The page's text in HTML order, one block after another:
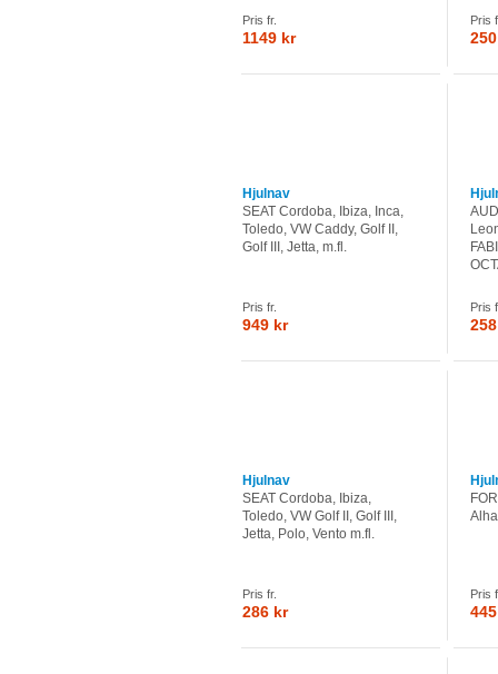
Pris fr.
1149 kr
Pris
Hjulnav
SEAT Cordoba, Ibiza, Inca,
Toledo, VW Caddy, Golf II,
Golf III, Jetta, m.fl.
Pris fr.
949 kr
Pris
Hjulnav
SEAT Cordoba, Ibiza,
Toledo, VW Golf II, Golf III,
Jetta, Polo, Vento m.fl.
Pris fr.
286 kr
Pris